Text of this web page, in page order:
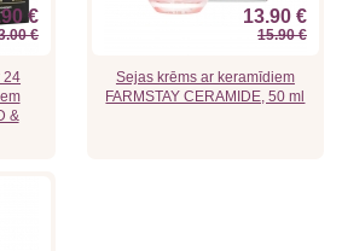
€
€
24
&
13.90 €
15.90 €
Sejas krēms ar keramīdiem
FARMSTAY CERAMIDE, 50 ml